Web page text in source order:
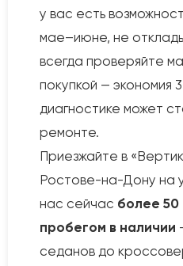
у вас есть
мае–июне, не
всегда проверяйте
покупкой — экономия
диагностике может
ремонте.
Приезжайте в
Ростове-на-Дону на
нас сейчас более 50
пробегом в наличии
седанов до